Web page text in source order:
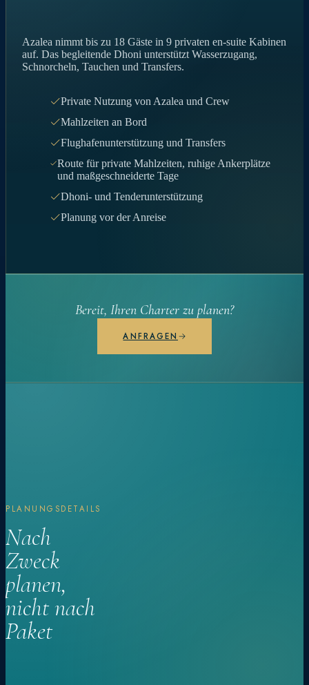
Azalea nimmt bis zu 18 Gäste in 9 privaten en-suite Kabinen
auf. Das begleitende Dhoni unterstützt Wasserzugang,
Schnorcheln, Tauchen und Transfers.
Private Nutzung von Azalea und Crew
Mahlzeiten an Bord
Flughafenunterstützung und Transfers
Route für private Mahlzeiten, ruhige Ankerplätze
und maßgeschneiderte Tage
Dhoni- und Tenderunterstützung
Planung vor der Anreise
Bereit, Ihren Charter zu planen?
ANFRAGEN
PLANUNGSDETAILS
Nach
Zweck
planen,
nicht nach
Paket